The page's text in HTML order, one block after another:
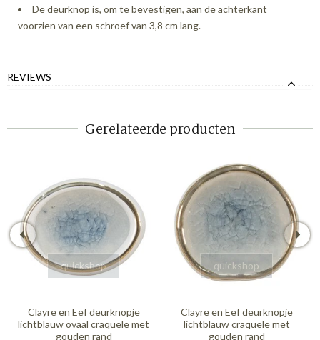
De deurknop is, om te bevestigen, aan de achterkant
voorzien van een schroef van 3,8 cm lang.
REVIEWS
Gerelateerde producten
quickshop
Clayre en Eef deurknopje
lichtblauw ovaal craquele met
gouden rand
quickshop
Clayre en Eef deurknopje
lichtblauw craquele met
gouden rand